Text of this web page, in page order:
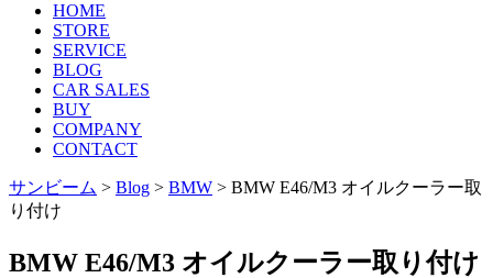
HOME
STORE
SERVICE
BLOG
CAR SALES
BUY
COMPANY
CONTACT
サンビーム > Blog > BMW > BMW E46/M3 オイルクーラー取
り付け
BMW E46/M3 オイルクーラー取り付け